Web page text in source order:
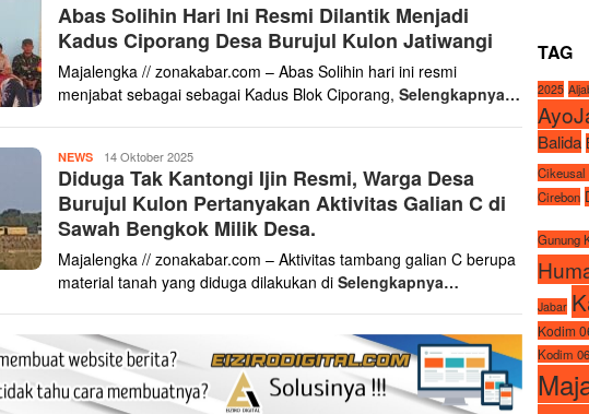
Kabar
Abas Solihin Hari Ini Resmi Dilantik Menjadi
Kadus Ciporang Desa Burujul Kulon Jatiwangi
Majalengka // zonakabar.com – Abas Solihin hari ini resmi
menjabat sebagai sebagai Kadus Blok Ciporang, Selengkapnya…
NEWSZona
Kabar
14 Oktober 2025
Diduga Tak Kantongi Ijin Resmi, Warga Desa
Burujul Kulon Pertanyakan Aktivitas Galian C di
Sawah Bengkok Milik Desa.
Majalengka // zonakabar.com – Aktivitas tambang galian C berupa
material tanah yang diduga dilakukan di Selengkapnya…
TAG
2025
Balida
Cikeusal
Cirebon
Gunung
Jabar
Kodim
Kodim